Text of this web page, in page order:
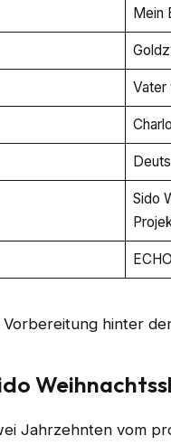
Mein
Vater
Sido
Jahrzehnten vom